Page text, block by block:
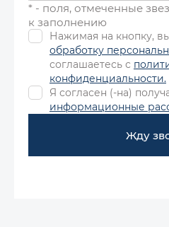
* - поля, отмеченные
к заполнению
Нажимая на кнопку,
обработку
соглашаетесь с
конфиденциальности.
Я согласен (-на)
информационные
Жду